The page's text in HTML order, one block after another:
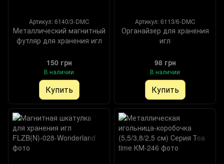
Артикул: 6140/3-DMC
Металлический магнитный
футляр для хранения игл
150 грн
В наличии
Купить
Артикул: 6113/6-DMC
Органайзер для хранения
игл
98 грн
В наличии
Купить